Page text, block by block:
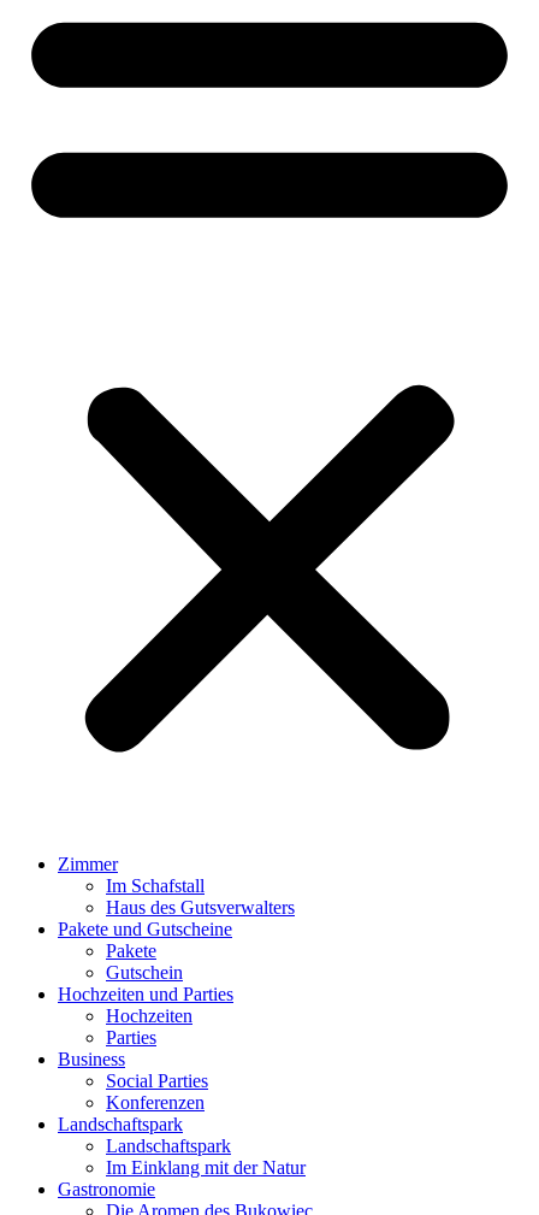
Zimmer
Im Schafstall
Haus des Gutsverwalters
Pakete und Gutscheine
Pakete
Gutschein
Hochzeiten und Parties
Hochzeiten
Parties
Business
Social Parties
Konferenzen
Landschaftspark
Landschaftspark
Im Einklang mit der Natur
Gastronomie
Die Aromen des Bukowiec